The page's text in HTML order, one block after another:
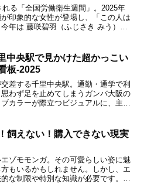
る「全国労働衛生週間」。2025年
印象的な女性が登場し、「この人は
年は 藤咲碧羽（ふじさき みう）さ
中央駅で見かけた超かっこい
板‐2025
差する千里中央駅。通勤・通学で利
わず足を止めてしまうガンバ大阪の
カラーが際立つビジュアルに、主力
飼えない！購入できない現実
ゾモモンガ。その可愛らしい姿に魅
もいるかもしれません。しかし、エ
な制限や特別な知識が必要です。本